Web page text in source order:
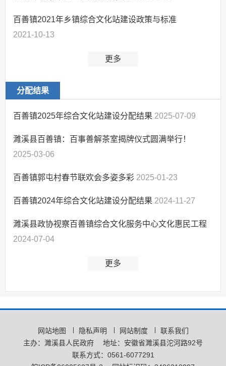
扶贫
基本医疗卫生
政策解读
监督保障
惠民惠农
百善镇2021年乡镇综合文化站建设政策与标准
2021-10-13
更多
分配结果
百善镇2025年综合文化站建设分配结果 2025-07-09
濉溪县百善镇：百事善解茶室揭牌仪式圆满举行！
2025-03-06
百善镇郭屯村春节联欢会多姿多彩 2025-01-23
百善镇2024年综合文化站建设分配结果 2024-11-27
濉溪县政协视察百善镇综合文化服务中心文化惠民工程
2024-07-04
更多
网站地图 隐私声明 网站制度
联系我们
主办：濉溪县人民政府
地址：安徽省濉溪县沱河路92号
联系方式：0561-6077291